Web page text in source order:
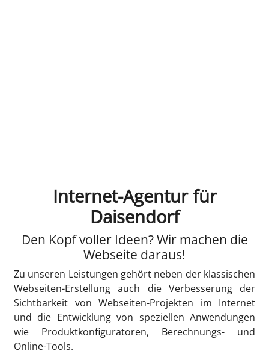
Internet-Agentur für
Daisendorf
Den Kopf voller Ideen? Wir machen die
Webseite daraus!
Zu unseren Leistungen gehört neben der klassischen
Webseiten-Erstellung auch die Verbesserung der
Sichtbarkeit von Webseiten-Projekten im Internet
und die Entwicklung von speziellen Anwendungen
wie Produktkonfiguratoren, Berechnungs- und
Online-Tools.